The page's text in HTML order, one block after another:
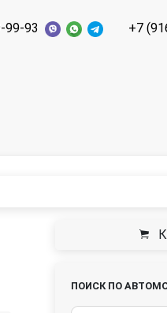
99-93 +7
ПОИСК ПО